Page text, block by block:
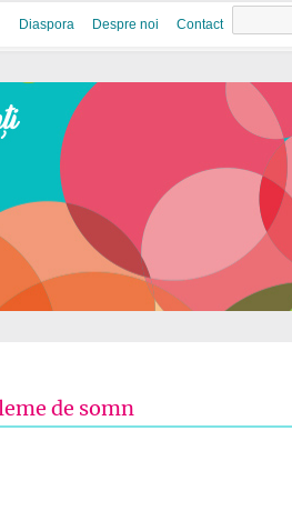
Diaspora Despre noi Contact
de somn